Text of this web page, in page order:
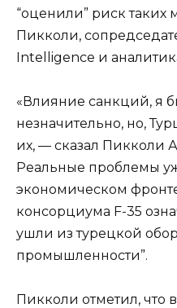
“оценили” риск таких
Пикколи,
Intelligence и
«Влияние санкций, я
незначительно, но,
их, — сказал Пикколи
Реальные проблемы
экономическом
консорциума F-35
ушли из турецкой
промышленности”.
Пикколи отметил, что